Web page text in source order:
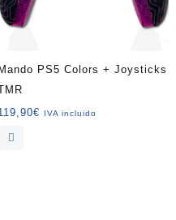
Mando PS5 Colors + Joysticks
€ IVA incluido